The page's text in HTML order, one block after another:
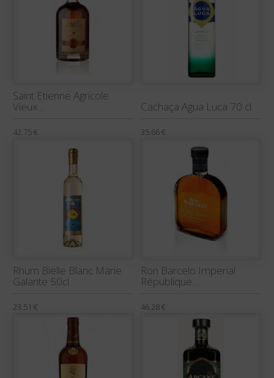
Saint Etienne Agricole
Vieux...
42.75 €
Cachaça Agua Luca 70 cl.
35.66 €
Rhum Bielle Blanc Marie
Galante 50cl
23.51 €
Ron Barcelo Imperial
République...
46.28 €